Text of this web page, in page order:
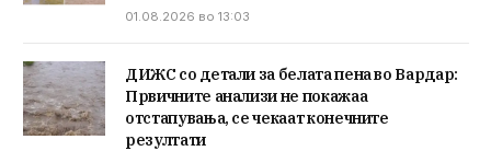
01.08.2026 во 13:03
ДИЖС со детали за белата пена во Вардар:
Првичните анализи не покажаа
отстапувања, се чекаат конечните
резултати